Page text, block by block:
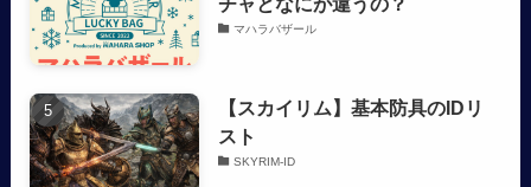
マハラバザール
【スカイリム】基本防具のIDリ
スト
SKYRIM-ID